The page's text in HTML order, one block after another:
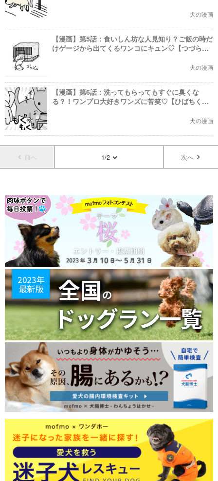
犬の漫画
【漫画】第5話：食いしん坊な人見知り？ご飯の時だ
けゲージから出てくるワンコにキュン♡【つづらく
犬の漫画
【漫画】第6話：洗ってもらってもすぐに臭くな
る？！ワンプロ大好きワンズに苦笑♡【ひばちく
犬の漫画
前へ 1/2 次へ